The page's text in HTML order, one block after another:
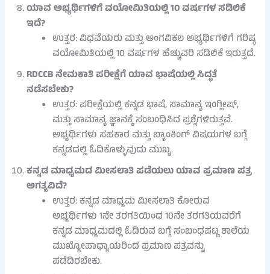
ಯಾವ ಅಭ್ಯರ್ಥಿಗಳಿಗೆ ವಯೋಮಿತಿಯಲ್ಲಿ 10 ವರ್ಷಗಳ ಸಡಿಲಿಕೆ
ಇದೆ?
ಉತ್ತರ: ವಿಧವೆಯರು ಮತ್ತು ಅಂಗವಿಕಲ ಅಭ್ಯರ್ಥಿಗಳಿಗೆ ಗರಿಷ್ಠ
ವಯೋಮಿತಿಯಲ್ಲಿ 10 ವರ್ಷಗಳ ಹೆಚ್ಚುವರಿ ಸಡಿಲಿಕೆ ಇರುತ್ತದೆ.
RDCCB ನೇಮಕಾತಿ ಪರೀಕ್ಷೆಗೆ ಯಾವ ಭಾಷೆಯಲ್ಲಿ ಸಿದ್ಧತೆ
ನಡೆಸಬೇಕು?
ಉತ್ತರ: ಪರೀಕ್ಷೆಯಲ್ಲಿ ಕನ್ನಡ ಭಾಷೆ, ಸಾಮಾನ್ಯ ಇಂಗ್ಲೀಷ್,
ಮತ್ತು ಸಾಮಾನ್ಯ ಜ್ಞಾನಕ್ಕೆ ಸಂಬಂಧಿಸಿದ ಪ್ರಶ್ನೆಗಳಿರುತ್ತವೆ.
ಅಭ್ಯರ್ಥಿಗಳು ಸಹಕಾರ ಮತ್ತು ಬ್ಯಾಂಕಿಂಗ್ ವಿಷಯಗಳ ಬಗ್ಗೆ
ಕನ್ನಡದಲ್ಲಿ ಓದಿಕೊಳ್ಳುವುದು ಮುಖ್ಯ.
ಕನ್ನಡ ಮಾಧ್ಯಮದ ಮೀಸಲಾತಿ ಪಡೆಯಲು ಯಾವ ಪ್ರಮಾಣ ಪತ್ರ
ಅಗತ್ಯವಿದೆ?
ಉತ್ತರ: ಕನ್ನಡ ಮಾಧ್ಯಮ ಮೀಸಲಾತಿ ಕೋರುವ
ಅಭ್ಯರ್ಥಿಗಳು 1ನೇ ತರಗತಿಯಿಂದ 10ನೇ ತರಗತಿಯವರೆಗೆ
ಕನ್ನಡ ಮಾಧ್ಯಮದಲ್ಲಿ ಓದಿರುವ ಬಗ್ಗೆ ಸಂಬಂಧಪಟ್ಟ ಶಾಲೆಯ
ಮುಖ್ಯೋಪಾಧ್ಯಾಯರಿಂದ ಪ್ರಮಾಣ ಪತ್ರವನ್ನು
ಪಡೆದಿರಬೇಕು.